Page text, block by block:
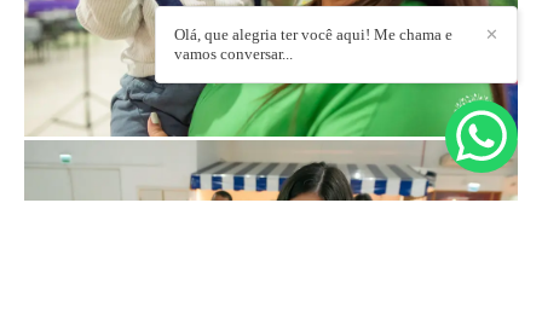
✕
Olá, que alegria ter você aqui! Me chama e
vamos conversar...